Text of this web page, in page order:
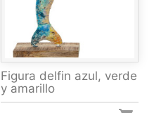
Figura delfin azul, verde
y amarillo